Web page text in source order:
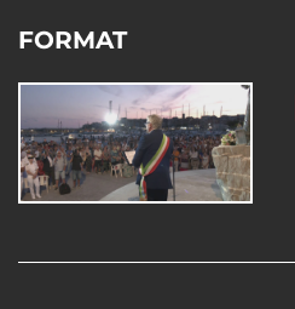
FORMAT